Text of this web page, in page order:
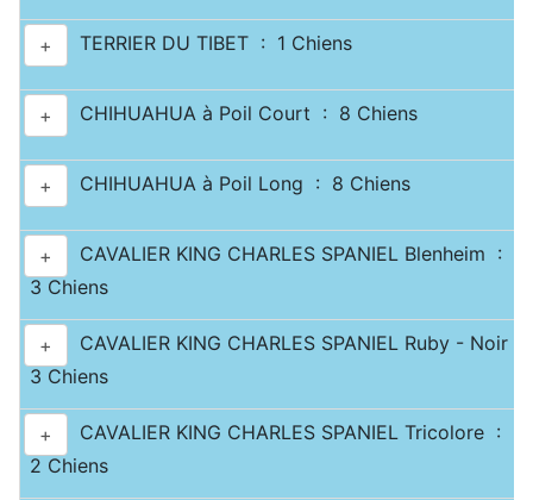
+ TERRIER DU TIBET : 1 Chiens
+ CHIHUAHUA à Poil Court : 8 Chiens
+ CHIHUAHUA à Poil Long : 8 Chiens
+
CAVALIER KING CHARLES SPANIEL Blenheim :
3 Chiens
+
CAVALIER KING CHARLES SPANIEL Ruby - Noir
3 Chiens
+
CAVALIER KING CHARLES SPANIEL Tricolore :
2 Chiens